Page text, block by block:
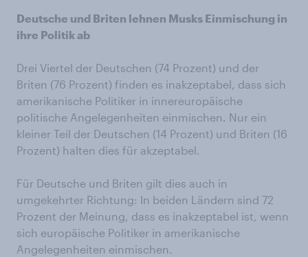
Deutsche und Briten lehnen Musks Einmischung in
ihre Politik ab
Drei Viertel der Deutschen (74 Prozent) und der
Briten (76 Prozent) finden es inakzeptabel, dass sich
amerikanische Politiker in innereuropäische
politische Angelegenheiten einmischen. Nur ein
kleiner Teil der Deutschen (14 Prozent) und Briten (16
Prozent) halten dies für akzeptabel.
Für Deutsche und Briten gilt dies auch in
umgekehrter Richtung: In beiden Ländern sind 72
Prozent der Meinung, dass es inakzeptabel ist, wenn
sich europäische Politiker in amerikanische
Angelegenheiten einmischen.